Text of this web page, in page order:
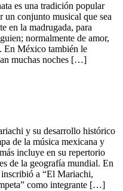
es una tradición popular
un conjunto musical que sea
en la madrugada, para
normalmente de amor,
En México también le
muchas noches […]
y su desarrollo histórico
de la música mexicana y
incluye en su repertorio
de la geografía mundial. En
a “El Mariachi,
como integrante […]